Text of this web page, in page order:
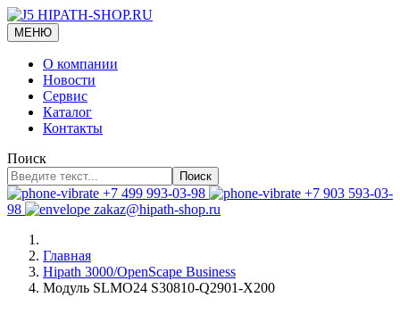
МЕНЮ
О компании
Новости
Сервис
Каталог
Контакты
Поиск
Поиск
+7 499 993-03-98
+7 903 593-03-
98
zakaz@hipath-shop.ru
Главная
Hipath 3000/OpenScape Business
Модуль SLMO24 S30810-Q2901-X200